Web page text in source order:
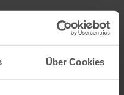
Über Cookies
to main content
to main navigation
SEARCH MENU
have been
platform by the